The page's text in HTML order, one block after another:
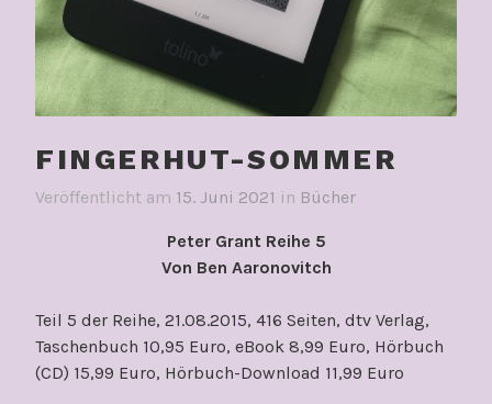
FINGERHUT-SOMMER
Veröffentlicht am 15. Juni 2021 in Bücher
Peter Grant Reihe 5
Von Ben Aaronovitch
Teil 5 der Reihe, 21.08.2015, 416 Seiten, dtv Verlag,
Taschenbuch 10,95 Euro, eBook 8,99 Euro, Hörbuch
(CD) 15,99 Euro, Hörbuch-Download 11,99 Euro